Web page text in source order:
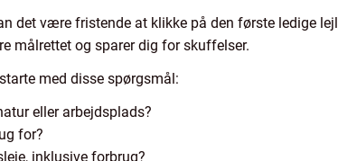
det være fristende at klikke på den første ledige
målrettet og sparer dig for skuffelser.
med disse spørgsmål:
eller arbejdsplads?
for?
inklusive forbrug?